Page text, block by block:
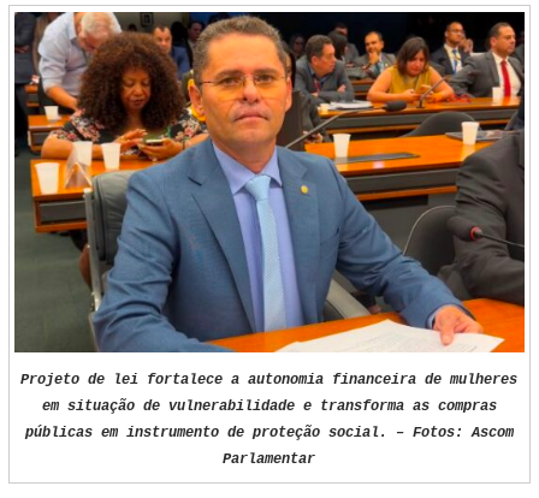
Projeto de lei fortalece a autonomia financeira de mulheres
em situação de vulnerabilidade e transforma as compras
públicas em instrumento de proteção social. – Fotos: Ascom
Parlamentar